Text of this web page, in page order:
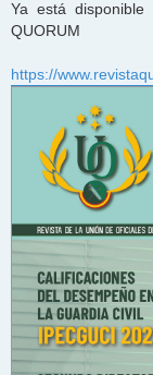
Ya está
QUORUM
https://